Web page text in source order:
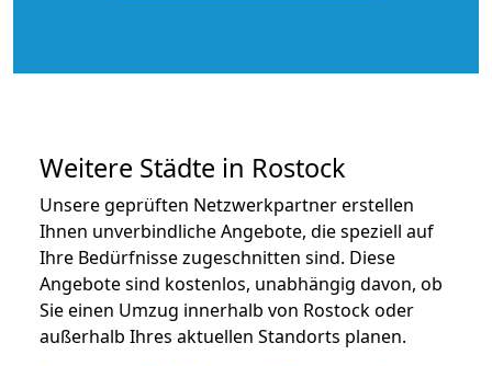
Weitere Städte in Rostock
Unsere geprüften Netzwerkpartner erstellen
Ihnen unverbindliche Angebote, die speziell auf
Ihre Bedürfnisse zugeschnitten sind. Diese
Angebote sind kostenlos, unabhängig davon, ob
Sie einen Umzug innerhalb von Rostock oder
außerhalb Ihres aktuellen Standorts planen.